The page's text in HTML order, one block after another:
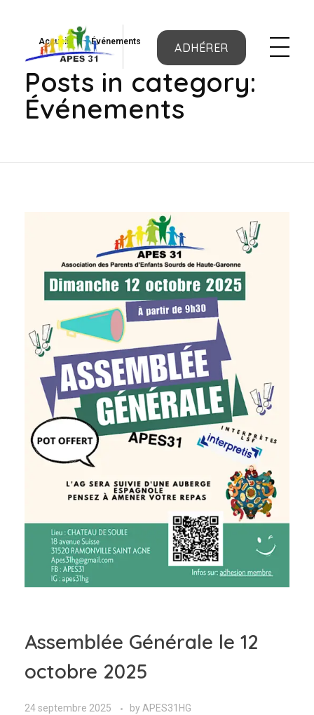
APES31
ADHÉRER
Accueil » Événements
Posts in category:
Événements
Assemblée Générale le 12
octobre 2025
24 septembre 2025 by APES31HG